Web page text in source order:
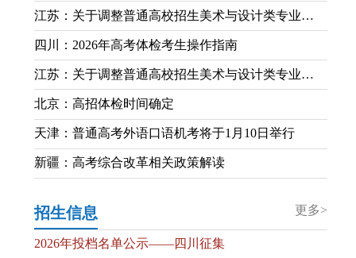
江苏：关于调整普通高校招生美术与设计类专业省统考有关科目考试形式和内容的通知
四川：2026年高考体检考生操作指南
江苏：关于调整普通高校招生美术与设计类专业省统考有关科目考试形式和内容的通知
北京：高招体检时间确定
天津：普通高考外语口语机考将于1月10日举行
新疆：高考综合改革相关政策解读
招生信息 更多>
2026年投档名单公示——四川征集